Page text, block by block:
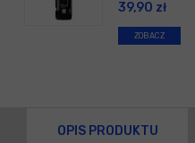
39,90 zł
ZOBACZ
OPIS PRODUKTU